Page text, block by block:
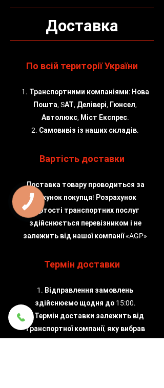
Доставка
По всій території України
1. Транспортними компаніями: Нова
Пошта, SАТ, Делівері, Гюнсел,
Автолюкс, Міст Експрес.
2. Самовивіз із наших складів.
Вартість доставки
Доставка товару проводиться за
рахунок покупця! Розрахунок
вартості транспортних послуг
здійснюється перевізником і не
залежить від нашої компанії «AGP»
Термін доставки
1. Відправлення замовлень
здійснюємо щодня до 15:00.
2. Термін доставки залежить від
транспортної компанії, яку вибрав